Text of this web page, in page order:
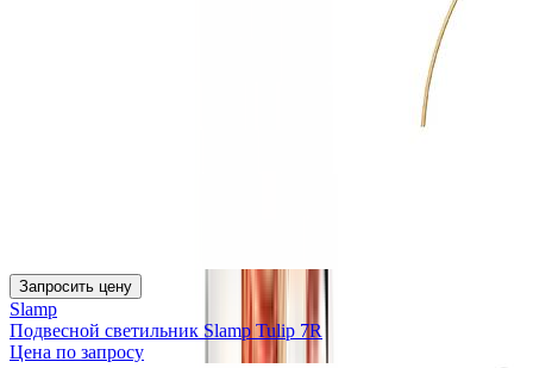
Запросить цену
Slamp
Подвесной светильник Slamp Tulip 7R
Цена по запросу